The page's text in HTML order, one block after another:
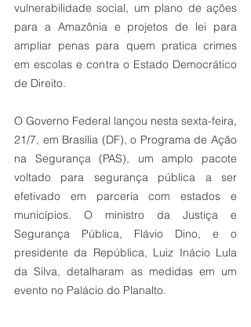
vulnerabilidade social, um plano de ações
para a Amazônia e projetos de lei para
ampliar penas para quem pratica crimes
em escolas e contra o Estado Democrático
de Direito.
O Governo Federal lançou nesta sexta-feira,
21/7, em Brasília (DF), o Programa de Ação
na Segurança (PAS), um amplo pacote
voltado para segurança pública a ser
efetivado em parceria com estados e
municípios. O ministro da Justiça e
Segurança Pública, Flávio Dino, e o
presidente da República, Luiz Inácio Lula
da Silva, detalharam as medidas em um
evento no Palácio do Planalto.